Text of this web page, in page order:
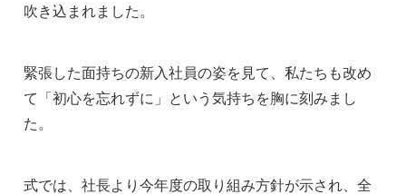
吹き込まれました。
緊張した面持ちの新入社員の姿を見て、私たちも改め
て「初心を忘れずに」という気持ちを胸に刻みまし
た。
式では、社長より今年度の取り組み方針が示され、全